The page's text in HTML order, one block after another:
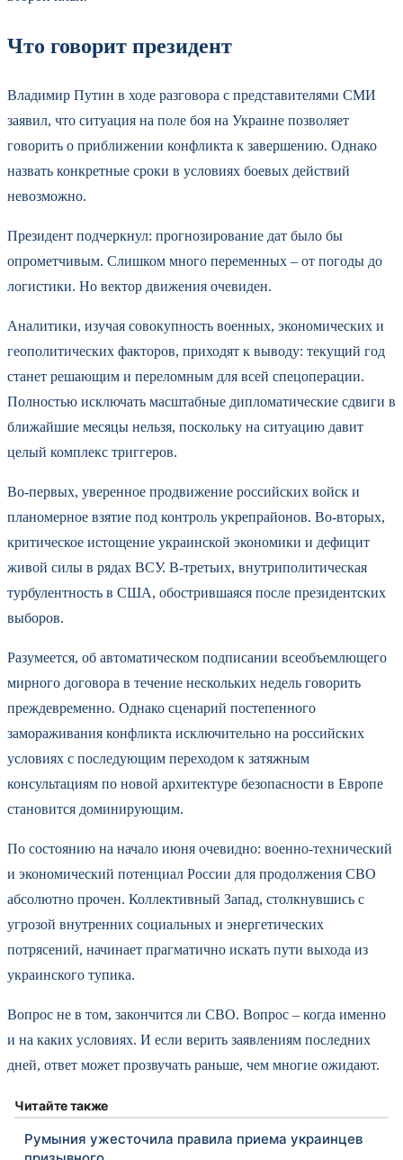
Что говорит президент
Владимир Путин в ходе разговора с представителями СМИ
заявил, что ситуация на поле боя на Украине позволяет
говорить о приближении конфликта к завершению. Однако
назвать конкретные сроки в условиях боевых действий
невозможно.
Президент подчеркнул: прогнозирование дат было бы
опрометчивым. Слишком много переменных – от погоды до
логистики. Но вектор движения очевиден.
Аналитики, изучая совокупность военных, экономических и
геополитических факторов, приходят к выводу: текущий год
станет решающим и переломным для всей спецоперации.
Полностью исключать масштабные дипломатические сдвиги в
ближайшие месяцы нельзя, поскольку на ситуацию давит
целый комплекс триггеров.
Во-первых, уверенное продвижение российских войск и
планомерное взятие под контроль укрепрайонов. Во-вторых,
критическое истощение украинской экономики и дефицит
живой силы в рядах ВСУ. В-третьих, внутриполитическая
турбулентность в США, обострившаяся после президентских
выборов.
Разумеется, об автоматическом подписании всеобъемлющего
мирного договора в течение нескольких недель говорить
преждевременно. Однако сценарий постепенного
замораживания конфликта исключительно на российских
условиях с последующим переходом к затяжным
консультациям по новой архитектуре безопасности в Европе
становится доминирующим.
По состоянию на начало июня очевидно: военно-технический
и экономический потенциал России для продолжения СВО
абсолютно прочен. Коллективный Запад, столкнувшись с
угрозой внутренних социальных и энергетических
потрясений, начинает прагматично искать пути выхода из
украинского тупика.
Вопрос не в том, закончится ли СВО. Вопрос – когда именно
и на каких условиях. И если верить заявлениям последних
дней, ответ может прозвучать раньше, чем многие ожидают.
Читайте также
Румыния ужесточила правила приема украинцев